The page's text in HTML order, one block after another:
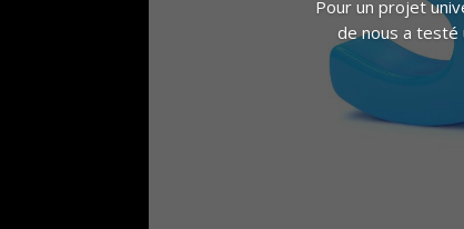
Pour un projet
de nous a testé